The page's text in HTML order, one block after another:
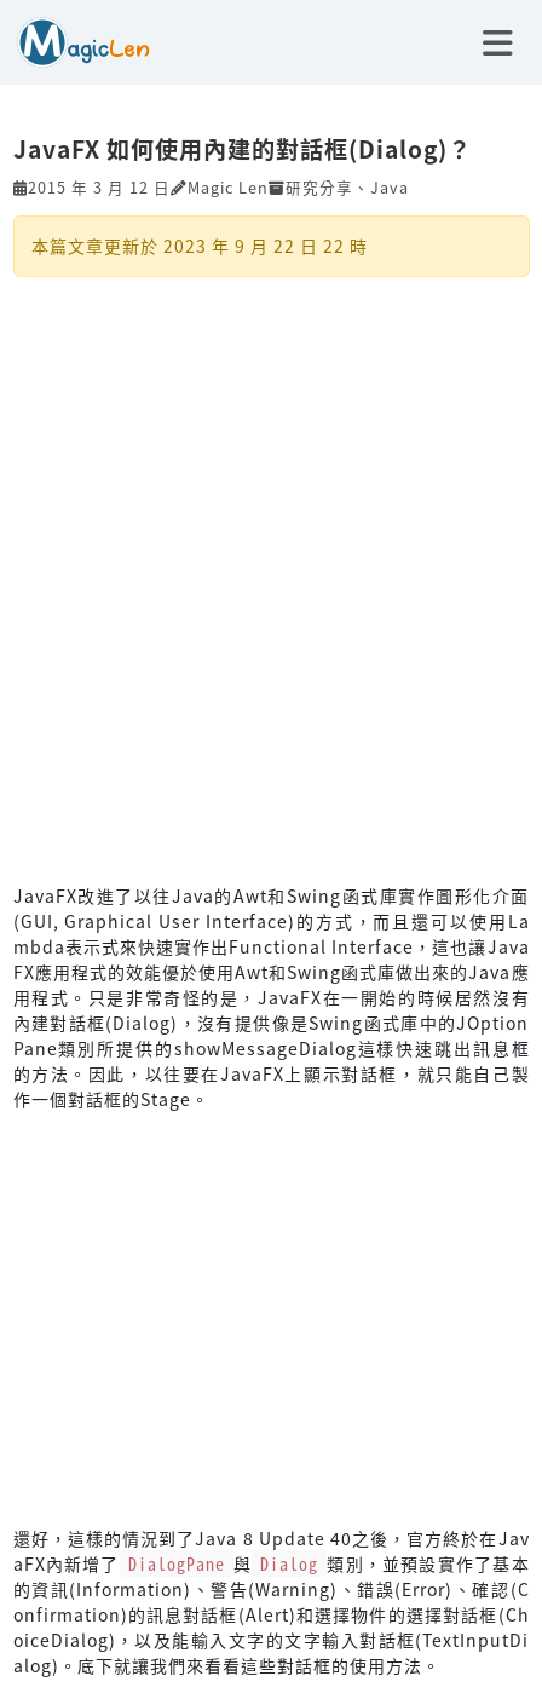
JavaFX 如何使用內建的對話框(Dialog)？
2015 年 3 月 12 日 Magic Len 研究分享 、 Java
本篇文章更新於 2023 年 9 月 22 日 22 時
JavaFX改進了以往Java的Awt和Swing函式庫實作圖形化介面
(GUI, Graphical User Interface)的方式，而且還可以使用La
mbda表示式來快速實作出Functional Interface，這也讓Java
FX應用程式的效能優於使用Awt和Swing函式庫做出來的Java應
用程式。只是非常奇怪的是，JavaFX在一開始的時候居然沒有
內建對話框(Dialog)，沒有提供像是Swing函式庫中的JOption
Pane類別所提供的showMessageDialog這樣快速跳出訊息框
的方法。因此，以往要在JavaFX上顯示對話框，就只能自己製
作一個對話框的Stage。
還好，這樣的情況到了Java 8 Update 40之後，官方終於在Jav
aFX內新增了 DialogPane 與 Dialog 類別，並預設實作了基本
的資訊(Information)、警告(Warning)、錯誤(Error)、確認(C
onfirmation)的訊息對話框(Alert)和選擇物件的選擇對話框(Ch
oiceDialog)，以及能輸入文字的文字輸入對話框(TextInputDi
alog)。底下就讓我們來看看這些對話框的使用方法。